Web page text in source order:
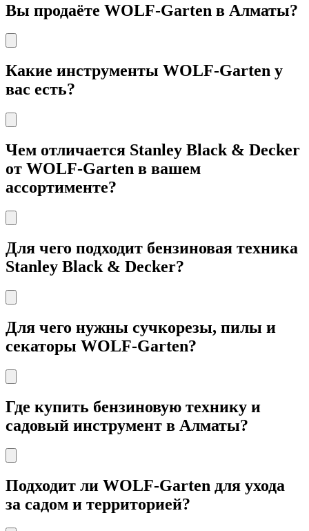
Вы продаёте WOLF-Garten в Алматы?
Какие инструменты WOLF-Garten у
вас есть?
Чем отличается Stanley Black & Decker
от WOLF-Garten в вашем
ассортименте?
Для чего подходит бензиновая техника
Stanley Black & Decker?
Для чего нужны сучкорезы, пилы и
секаторы WOLF-Garten?
Где купить бензиновую технику и
садовый инструмент в Алматы?
Подходит ли WOLF-Garten для ухода
за садом и территорией?